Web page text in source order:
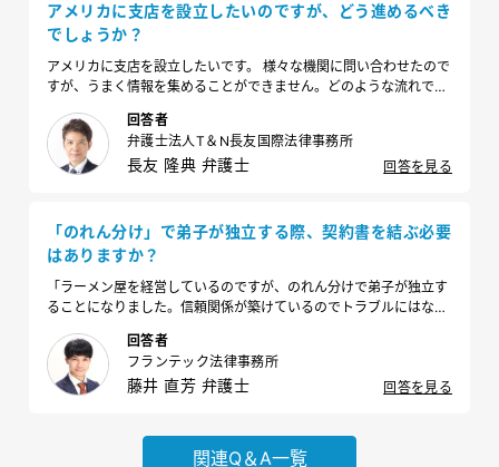
アメリカに支店を設立したいのですが、どう進めるべき
でしょうか？
アメリカに支店を設立したいです。 様々な機関に問い合わせたので
すが、うまく情報を集めることができません。どのような流れで進
回答者
弁護士法人T＆N長友国際法律事務所
長友 隆典 弁護士 回答を見る
「のれん分け」で弟子が独立する際、契約書を結ぶ必要
はありますか？
「ラーメン屋を経営しているのですが、のれん分けで弟子が独立す
ることになりました。信頼関係が築けているのでトラブルにはなら
おいた方が良いのでしょうか。」
回答者
フランテック法律事務所
藤井 直芳 弁護士 回答を見る
関連Q＆A一覧